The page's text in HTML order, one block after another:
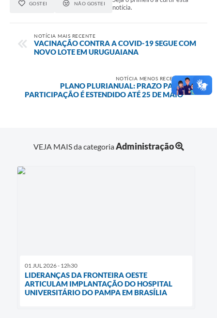
GOSTEI NÃO GOSTEI
notícia.
NOTÍCIA MAIS RECENTE
VACINAÇÃO CONTRA A COVID-19 SEGUE COM
NOVO LOTE EM URUGUAIANA
NOTÍCIA MENOS RECENTE
PLANO PLURIANUAL: PRAZO PARA
PARTICIPAÇÃO É ESTENDIDO ATÉ 25 DE MAIO
VEJA MAIS da categoriaAdministração
01 JUL 2026 - 12h30
LIDERANÇAS DA FRONTEIRA OESTE
ARTICULAM IMPLANTAÇÃO DO HOSPITAL
UNIVERSITÁRIO DO PAMPA EM BRASÍLIA